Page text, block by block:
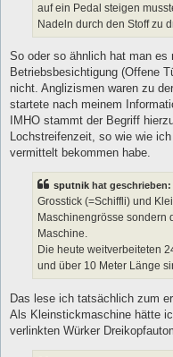
auf ein Pedal steigen
Nadeln durch den Stoff zu
So oder so ähnlich hat man es
Betriebsbesichtigung (Offene
nicht. Anglizismen waren zu
startete nach meinem
IMHO stammt der Begriff
Lochstreifenzeit, so wie wie
vermittelt bekommen habe.
sputnik hat geschrieben:
Grosstick (=Schiffli) und
Maschinengrösse sondern
Maschine.
Die heute weitverbeiteten
und über 10 Meter Länge
Das lese ich tatsächlich zum
Als Kleinstickmaschine hätte
verlinkten Würker